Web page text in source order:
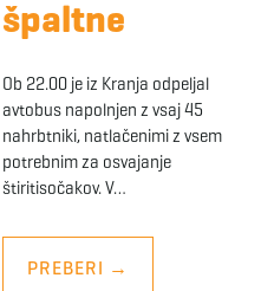
špaltne
Ob 22.00 je iz Kranja odpeljal
avtobus napolnjen z vsaj 45
nahrbtniki, natlačenimi z vsem
potrebnim za osvajanje
štiritisočakov. V…
PREBERI →